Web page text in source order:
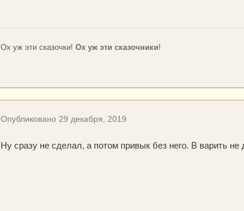
Ох уж эти сказочки! Ох уж эти сказочники!
Опубликовано 29 декабря, 2019
Ну сразу не сделал, а потом привык без него. В варить не